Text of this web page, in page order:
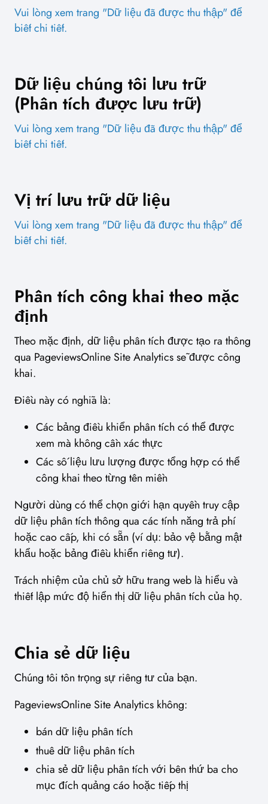
Vui lòng xem trang "Dữ liệu đã được thu thập" để
biết chi tiết.
Dữ liệu chúng tôi lưu trữ
(Phân tích được lưu trữ)
Vui lòng xem trang "Dữ liệu đã được thu thập" để
biết chi tiết.
Vị trí lưu trữ dữ liệu
Vui lòng xem trang "Dữ liệu đã được thu thập" để
biết chi tiết.
Phân tích công khai theo mặc
định
Theo mặc định, dữ liệu phân tích được tạo ra thông
qua PageviewsOnline Site Analytics sẽ được công
khai.
Điều này có nghĩa là:
Các bảng điều khiển phân tích có thể được
xem mà không cần xác thực
Các số liệu lưu lượng được tổng hợp có thể
công khai theo từng tên miền
Người dùng có thể chọn giới hạn quyền truy cập
dữ liệu phân tích thông qua các tính năng trả phí
hoặc cao cấp, khi có sẵn (ví dụ: bảo vệ bằng mật
khẩu hoặc bảng điều khiển riêng tư).
Trách nhiệm của chủ sở hữu trang web là hiểu và
thiết lập mức độ hiển thị dữ liệu phân tích của họ.
Chia sẻ dữ liệu
Chúng tôi tôn trọng sự riêng tư của bạn.
PageviewsOnline Site Analytics không:
bán dữ liệu phân tích
thuê dữ liệu phân tích
chia sẻ dữ liệu phân tích với bên thứ ba cho
mục đích quảng cáo hoặc tiếp thị